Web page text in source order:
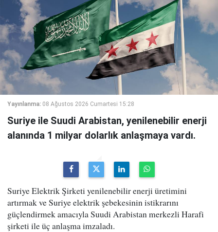
Yayınlanma: 08 Ağustos 2026 Cumartesi 15:28
Suriye ile Suudi Arabistan, yenilenebilir enerji
alanında 1 milyar dolarlık anlaşmaya vardı.
Suriye Elektrik Şirketi yenilenebilir enerji üretimini
artırmak ve Suriye elektrik şebekesinin istikrarını
güçlendirmek amacıyla Suudi Arabistan merkezli Harafi
şirketi ile üç anlaşma imzaladı.